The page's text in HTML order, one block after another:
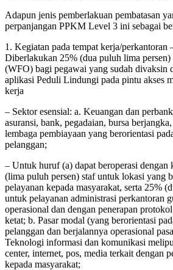
Adapun jenis pemberlakuan pembatasan
perpanjangan PPKM Level 3 ini sebagai
1. Kegiatan pada tempat kerja/perkantoran
Diberlakukan 25% (dua puluh lima
(WFO) bagi pegawai yang sudah divaksin
aplikasi Peduli Lindungi pada pintu akses
kerja
– Sektor esensial: a. Keuangan dan
asuransi, bank, pegadaian, bursa
lembaga pembiayaan yang berorientasi
pelanggan;
– Untuk huruf (a) dapat beroperasi dengan
(lima puluh persen) staf untuk lokasi yang
pelayanan kepada masyarakat, serta 25%
untuk pelayanan administrasi perkantoran
operasional dan dengan penerapan
ketat; b. Pasar modal (yang berorientasi
pelanggan dan berjalannya operasional
Teknologi informasi dan komunikasi
center, internet, pos, media terkait dengan
kepada masyarakat;